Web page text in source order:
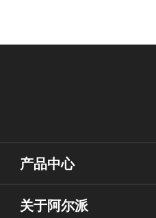
产品中心
关于阿尔派